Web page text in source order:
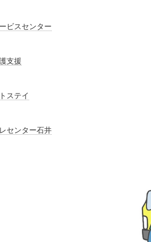
ビスセンター
支援
ステイ
センター石井